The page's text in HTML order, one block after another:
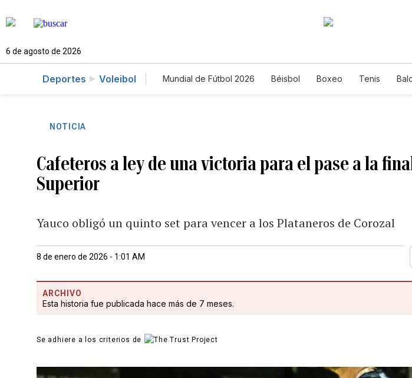
6 de agosto de 2026
Deportes Voleibol Mundial de Fútbol 2026 Béisbol Boxeo Tenis
NOTICIA
Cafeteros a ley de una victoria para el pase a la
Superior
Yauco obligó un quinto set para vencer a los Plataneros de Corozal
8 de enero de 2026 - 1:01 AM
ARCHIVO
Esta historia fue publicada hace más de 7 meses.
Se adhiere a los criterios de